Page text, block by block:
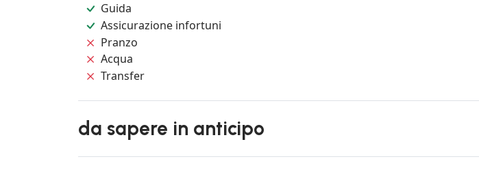
Guida
Assicurazione infortuni
Pranzo
Acqua
Transfer
da sapere in anticipo